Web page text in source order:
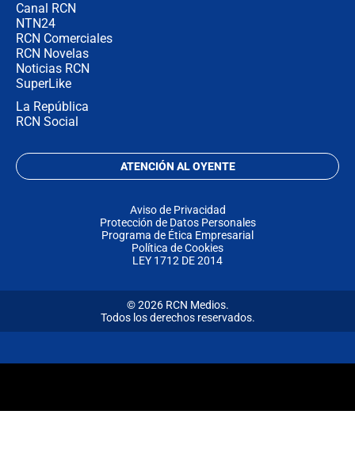
Canal RCN
NTN24
RCN Comerciales
RCN Novelas
Noticias RCN
SuperLike
La República
RCN Social
ATENCIÓN AL OYENTE
Aviso de Privacidad
Protección de Datos Personales
Programa de Ética Empresarial
Política de Cookies
LEY 1712 DE 2014
© 2026 RCN Medios.
Todos los derechos reservados.